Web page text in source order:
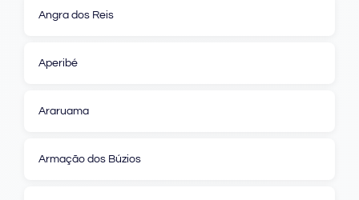
Angra dos Reis
Aperibé
Araruama
Armação dos Búzios